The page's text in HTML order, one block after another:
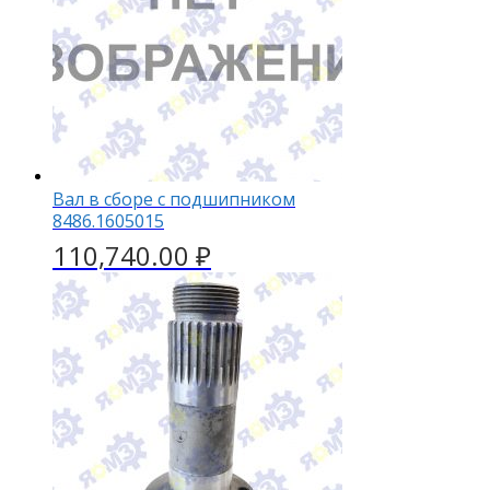
Вал в сборе с подшипником
8486.1605015
110,740.00 ₽